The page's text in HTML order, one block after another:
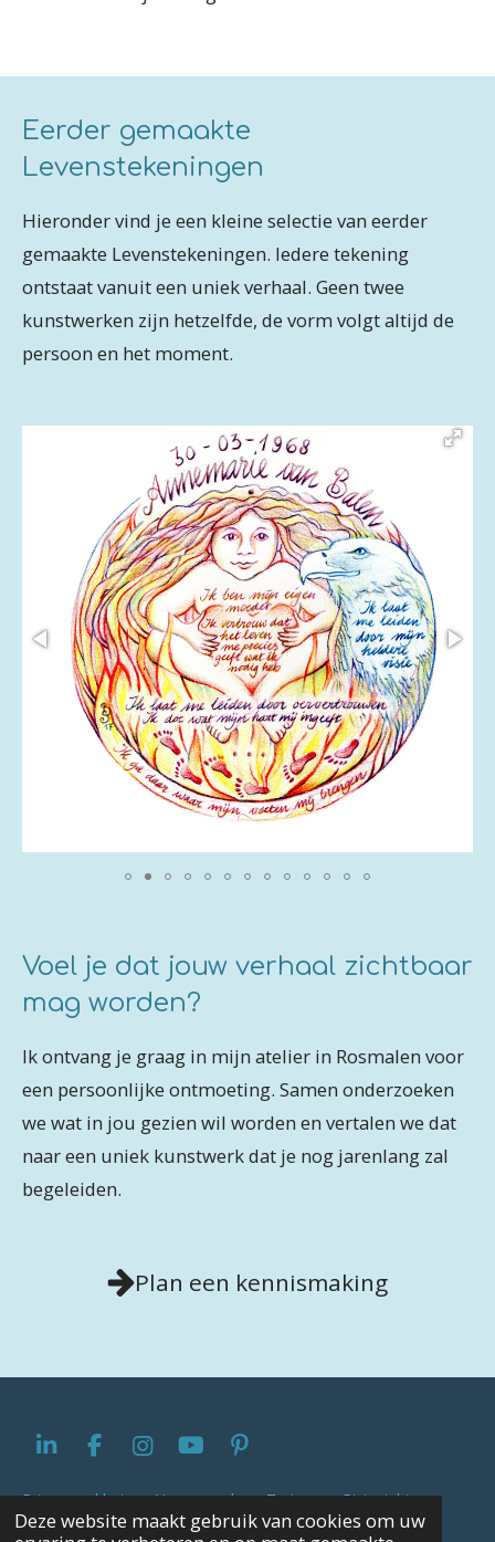
Deze website maakt gebruik van cookies om uw
Eerder gemaakte
Levenstekeningen
Hieronder vind je een kleine selectie van eerder
gemaakte Levenstekeningen. Iedere tekening
ontstaat vanuit een uniek verhaal. Geen twee
kunstwerken zijn hetzelfde, de vorm volgt altijd de
persoon en het moment.
Voel je dat jouw verhaal zichtbaar
mag worden?
Ik ontvang je graag in mijn atelier in Rosmalen voor
een persoonlijke ontmoeting. Samen onderzoeken
we wat in jou gezien wil worden en vertalen we dat
naar een uniek kunstwerk dat je nog jarenlang zal
begeleiden.
Plan een kennismaking
L
n
k
F
c
e
I
s
t
Y
u
T
P
n
t
Privacyverklaring-Voorwaarden-Tarieven-Pictoright
|Bianca Verbeeld © 2024